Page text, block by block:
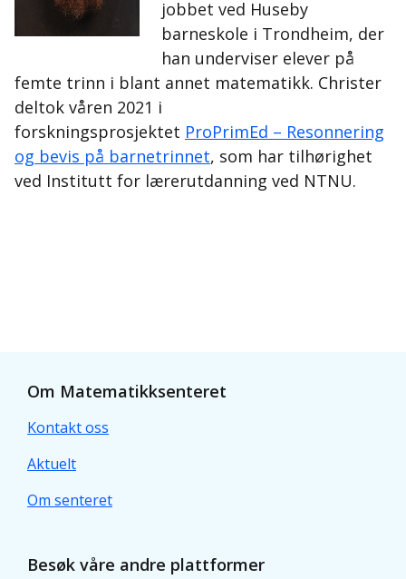
jobbet ved Huseby
barneskole i Trondheim, der
han underviser elever på
femte trinn i blant annet matematikk. Christer
deltok våren 2021 i
forskningsprosjektet ProPrimEd – Resonnering
og bevis på barnetrinnet, som har tilhørighet
ved Institutt for lærerutdanning ved NTNU.
Om Matematikksenteret
Kontakt oss
Aktuelt
Om senteret
Besøk våre andre plattformer